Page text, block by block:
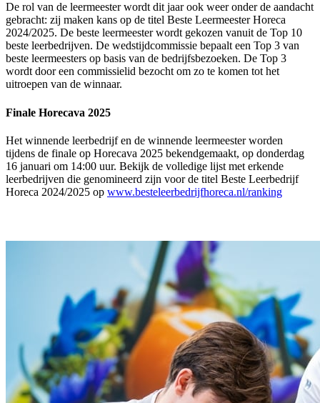
De rol van de leermeester wordt dit jaar ook weer onder de aandacht
gebracht: zij maken kans op de titel Beste Leermeester Horeca
2024/2025. De beste leermeester wordt gekozen vanuit de Top 10
beste leerbedrijven. De wedstijdcommissie bepaalt een Top 3 van
beste leermeesters op basis van de bedrijfsbezoeken. De Top 3
wordt door een commissielid bezocht om zo te komen tot het
uitroepen van de winnaar.
Finale Horecava 2025
Het winnende leerbedrijf en de winnende leermeester worden
tijdens de finale op Horecava 2025 bekendgemaakt, op donderdag
16 januari om 14:00 uur. Bekijk de volledige lijst met erkende
leerbedrijven die genomineerd zijn voor de titel Beste Leerbedrijf
Horeca 2024/2025 op www.besteleerbedrijfhoreca.nl/ranking